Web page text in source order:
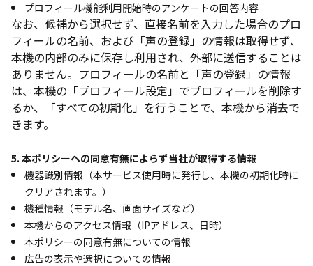
プロフィール機能利用開始時のアンケートの回答内容
なお、候補から選択せず、直接名前を入力した場合のプロ
フィールの名前、および「声の登録」の情報は取得せず、
本機の内部のみに保存し利用され、外部に送信することは
ありません。プロフィールの名前と「声の登録」の情報
は、本機の「プロフィール設定」でプロフィールを削除す
るか、「すべての初期化」を行うことで、本機から消去で
きます。
5. 本ポリシーへの同意有無によらず当社が取得する情報
機器識別情報（本サービス使用時に発行し、本機の初期化時に
クリアされます。）
機種情報（モデル名、画面サイズなど）
本機からのアクセス情報（IPアドレス、日時）
本ポリシーの同意有無についての情報
広告の表示や選択についての情報